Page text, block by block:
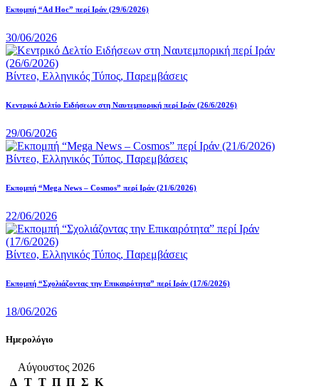
Εκπομπή “Ad Hoc” περί Iράν (29/6/2026)
30/06/2026
Βίντεο, Ελληνικός Τύπος, Παρεμβάσεις
Κεντρικό Δελτίο Ειδήσεων στη Ναυτεμπορική περί Iράν (26/6/2026)
29/06/2026
Βίντεο, Ελληνικός Τύπος, Παρεμβάσεις
Eκπομπή “Mega News – Cosmos” περί Ιράν (21/6/2026)
22/06/2026
Βίντεο, Ελληνικός Τύπος, Παρεμβάσεις
Εκπομπή “Σχολιάζοντας την Επικαιρότητα” περί Ιράν (17/6/2026)
18/06/2026
Ημερολόγιο
Αύγουστος 2026
Δ Τ Τ Π Π Σ Κ